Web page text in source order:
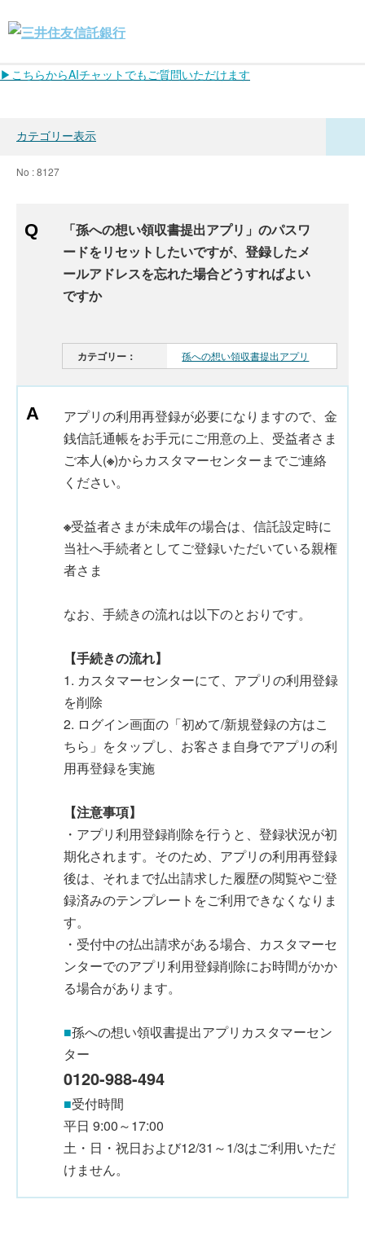
▶こちらからAIチャットでもご質問いただけます
カテゴリー表示
No : 8127
「孫への想い領収書提出アプリ」のパスワ
ードをリセットしたいですが、登録したメ
ールアドレスを忘れた場合どうすればよい
ですか
カテゴリー： 孫への想い領収書提出アプリ
アプリの利用再登録が必要になりますので、金
銭信託通帳をお手元にご用意の上、受益者さま
ご本人(※)からカスタマーセンターまでご連絡
ください。
※受益者さまが未成年の場合は、信託設定時に
当社へ手続者としてご登録いただいている親権
者さま
なお、手続きの流れは以下のとおりです。
【手続きの流れ】
1. カスタマーセンターにて、アプリの利用登録
を削除
2. ログイン画面の「初めて/新規登録の方はこ
ちら」をタップし、お客さま自身でアプリの利
用再登録を実施
【注意事項】
・アプリ利用登録削除を行うと、登録状況が初
期化されます。そのため、アプリの利用再登録
後は、それまで払出請求した履歴の閲覧やご登
録済みのテンプレートをご利用できなくなりま
す。
・受付中の払出請求がある場合、カスタマーセ
ンターでのアプリ利用登録削除にお時間がかか
る場合があります。
■孫への想い領収書提出アプリカスタマーセン
ター
0120-988-494
■受付時間
平日 9:00～17:00
土・日・祝日および12/31～1/3はご利用いただ
けません。